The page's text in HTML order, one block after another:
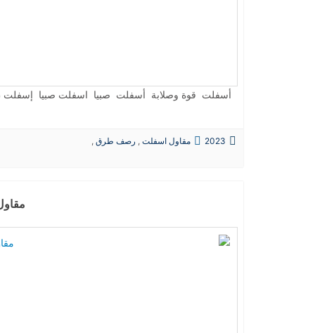
أسفلت قوة وصلابة أسفلت صبيا اسفلت صبيا
2023 مقاول اسفلت , رصف طرق ,